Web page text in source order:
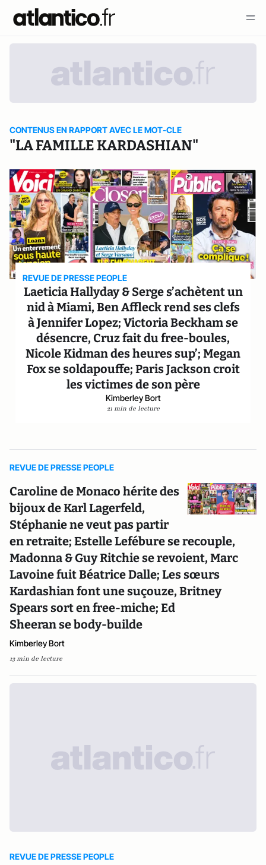
CONTENUS EN RAPPORT AVEC LE MOT-CLE
"LA FAMILLE KARDASHIAN"
REVUE DE PRESSE PEOPLE
Laeticia Hallyday & Serge s’achètent un
nid à Miami, Ben Affleck rend ses clefs
à Jennifer Lopez; Victoria Beckham se
désencre, Cruz fait du free-boules,
Nicole Kidman des heures sup’; Megan
Fox se soldapouffe; Paris Jackson croit
les victimes de son père
Kimberley Bort
21 min de lecture
REVUE DE PRESSE PEOPLE
Caroline de Monaco hérite des
bijoux de Karl Lagerfeld,
Stéphanie ne veut pas partir
en retraite; Estelle Lefébure se recouple,
Madonna & Guy Ritchie se revoient, Marc
Lavoine fuit Béatrice Dalle; Les sœurs
Kardashian font une suçouze, Britney
Spears sort en free-miche; Ed
Sheeran se body-builde
Kimberley Bort
13 min de lecture
REVUE DE PRESSE PEOPLE